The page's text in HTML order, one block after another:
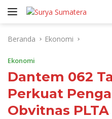
Langsung
Beranda
Ekonomi
Ekonomi
Dantem 062
Perkuat
Obvitnas